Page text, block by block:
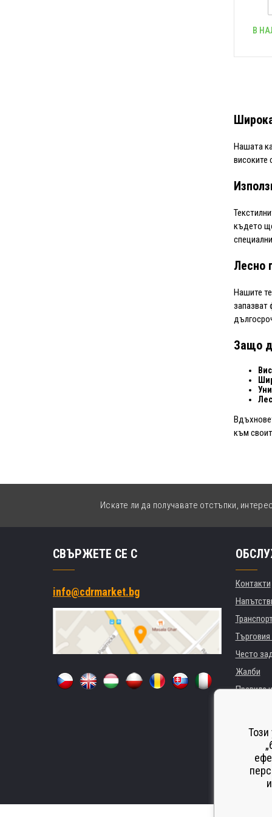
В
Нашата
високите
където
Лесно
Нашите
запазват
Защо
към
Искате ли да получавате отстъпки,
СВЪРЖЕТЕ СЕ С
info@cdrmarket.bg
Контакти
Често
Жалби
Правила
Наемане
Този